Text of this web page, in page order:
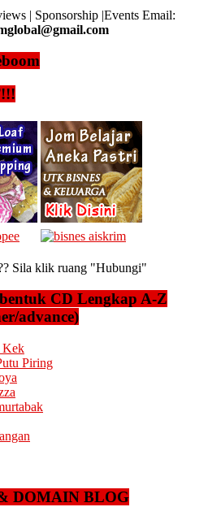
| Sponsorship |Events Email:
Sila klik ruang "Hubungi"
CD Lengkap A-Z
advance)
Kek
Piring
DOMAIN BLOG